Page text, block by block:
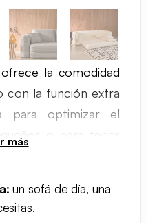
la comodidad
con la función extra
para optimizar el
o para tener
un sofá de día, una